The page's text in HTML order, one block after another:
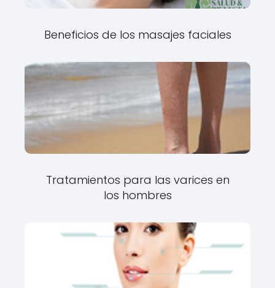
Beneficios de los masajes faciales
Tratamientos para las varices en
los hombres